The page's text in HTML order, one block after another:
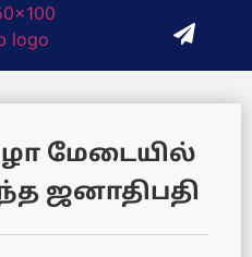
மேடையில்
ஜனாதிபதி